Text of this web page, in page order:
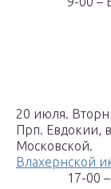
20 июля.
Прп. Евдокии,
Московской.
Влахернской
17-00 –